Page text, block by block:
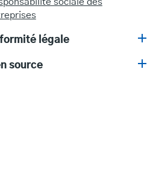
sociale des
légale
source